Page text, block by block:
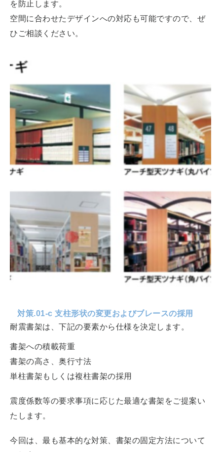
を防止します。
空間に合わせたデザインへの対応も可能ですので、ぜ
ひご相談ください。
対策.01-c 支柱形状の変更およびブレースの採用
耐震書架は、下記の要素から仕様を決定します。
書架への積載荷重
書架の高さ、奥行寸法
単柱書架もしくは複柱書架の採用
震度係数等の要求事項に応じた最適な書架をご提案い
たします。
今回は、最も基本的な対策、書架の固定方法について